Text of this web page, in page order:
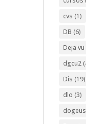
cvs (1)
DB (6)
Deja vu
dgcu2
Dis (19)
dlo (3)